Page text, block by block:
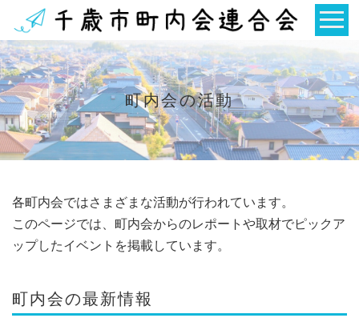
町内会の活動
各町内会ではさまざまな活動が行われています。
このページでは、町内会からのレポートや取材でピックア
ップしたイベントを掲載しています。
町内会の最新情報